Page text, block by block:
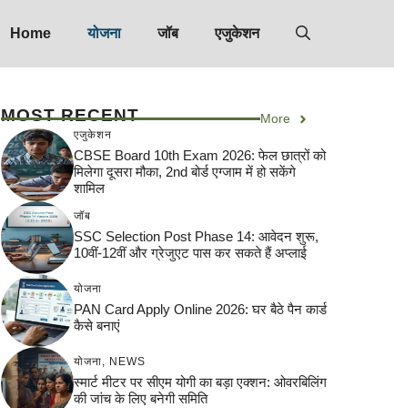
Home योजना जॉब एजुकेशन
MOST RECENT More
एजुकेशन
CBSE Board 10th Exam 2026: फेल छात्रों को
मिलेगा दूसरा मौका, 2nd बोर्ड एग्जाम में हो सकेंगे
शामिल
जॉब
SSC Selection Post Phase 14: आवेदन शुरू,
10वीं-12वीं और ग्रेजुएट पास कर सकते हैं अप्लाई
योजना
PAN Card Apply Online 2026: घर बैठे पैन कार्ड
कैसे बनाएं
योजना NEWS
स्मार्ट मीटर पर सीएम योगी का बड़ा एक्शन: ओवरबिलिंग
की जांच के लिए बनेगी समिति